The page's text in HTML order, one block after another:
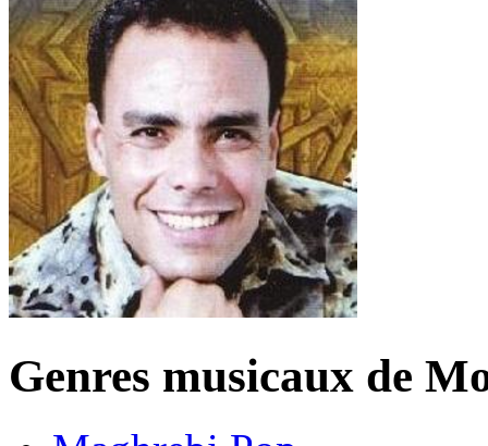
Genres musicaux de